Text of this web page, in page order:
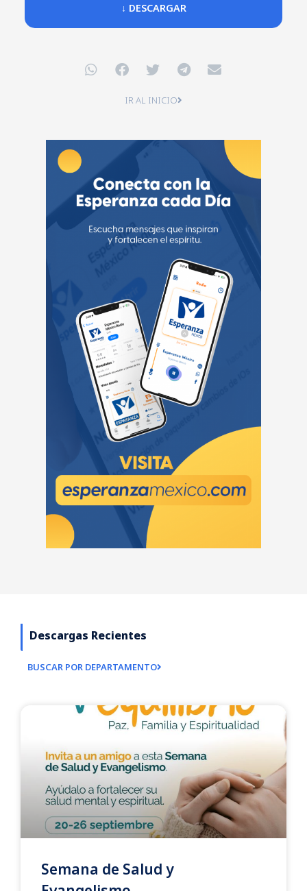
↓ DESCARGAR
IR AL INICIO
Descargas Recientes
BUSCAR POR DEPARTAMENTO
Semana de Salud y